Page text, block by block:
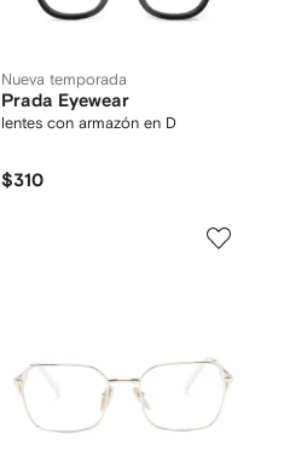
Nueva temporada
Prada Eyewear
lentes con armazón en D
$310